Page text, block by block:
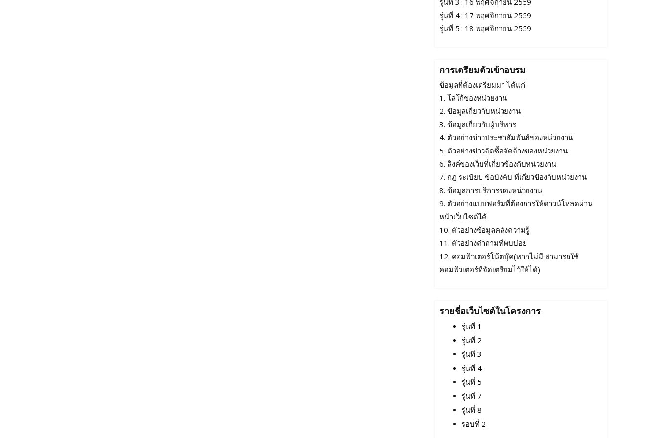
รุ่นที่ 3 : 16 พฤศจิกายน 2559
รุ่นที่ 4 : 17 พฤศจิกายน 2559
รุ่นที่ 5 : 18 พฤศจิกายน 2559
การเตรียมตัวเข้าอบรม
ข้อมูลที่ต้องเตรียมมา ได้แก่
1. โลโก้ของหน่วยงาน
2. ข้อมูลเกี่ยวกับหน่วยงาน
3. ข้อมูลเกี่ยวกับผู้บริหาร
4. ตัวอย่างข่าวประชาสัมพันธ์ของหน่วยงาน
5. ตัวอย่างข่าวจัดซื้อจัดจ้างของหน่วยงาน
6. ลิงค์ของเว็บที่เกี่ยวข้องกับหน่วยงาน
7. กฎ ระเบียบ ข้อบังคับ ที่เกี่ยวข้องกับหน่วยงาน
8. ข้อมูลการบริการของหน่วยงาน
9. ตัวอย่างแบบฟอร์มที่ต้องการให้ดาวน์โหลดผ่าน
หน้าเว็บไซต์ได้
10. ตัวอย่างข้อมูลคลังความรู้
11. ตัวอย่างคำถามที่พบบ่อย
12. คอมพิวเตอร์โน้ตบุ๊ค(หากไม่มี สามารถใช้
คอมพิวเตอร์ที่จัดเตรียมไว้ให้ได้)
รายชื่อเว็บไซต์ในโครงการ
รุ่นที่ 1
รุ่นที่ 2
รุ่นที่ 3
รุ่นที่ 4
รุ่นที่ 5
รุ่นที่ 7
รุ่นที่ 8
รอบที่ 2